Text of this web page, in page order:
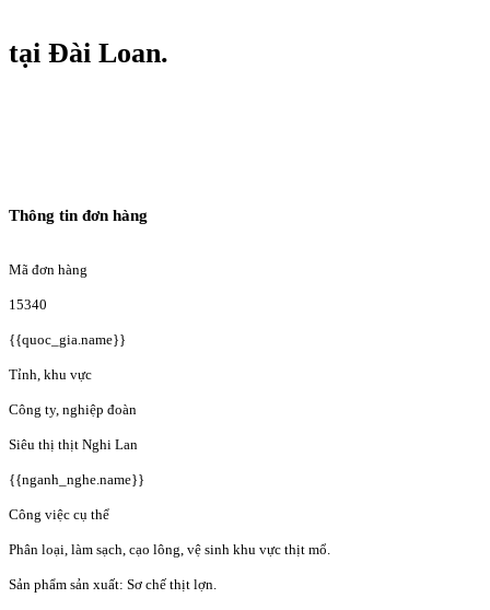
tại Đài Loan.
Thông tin đơn hàng
Mã đơn hàng
15340
{{quoc_gia.name}}
Tỉnh, khu vực
Công ty, nghiệp đoàn
Siêu thị thịt Nghi Lan
{{nganh_nghe.name}}
Công việc cụ thể
Phân loại, làm sạch, cạo lông, vệ sinh khu vực thịt mổ.
Sản phẩm sản xuất: Sơ chế thịt lợn.